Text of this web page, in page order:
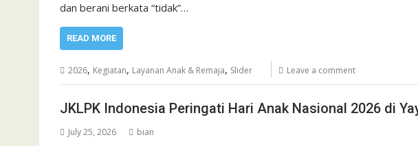
dan berani berkata “tidak”…
READ MORE
2026, Kegiatan, Layanan Anak & Remaja, Slider Leave a comment
JKLPK Indonesia Peringati Hari Anak Nasional 2026 di
July 25, 2026 bian